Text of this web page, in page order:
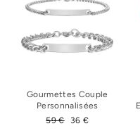
Gourmettes Couple
Personnalisées
Prix
59 €
Prix
36 €